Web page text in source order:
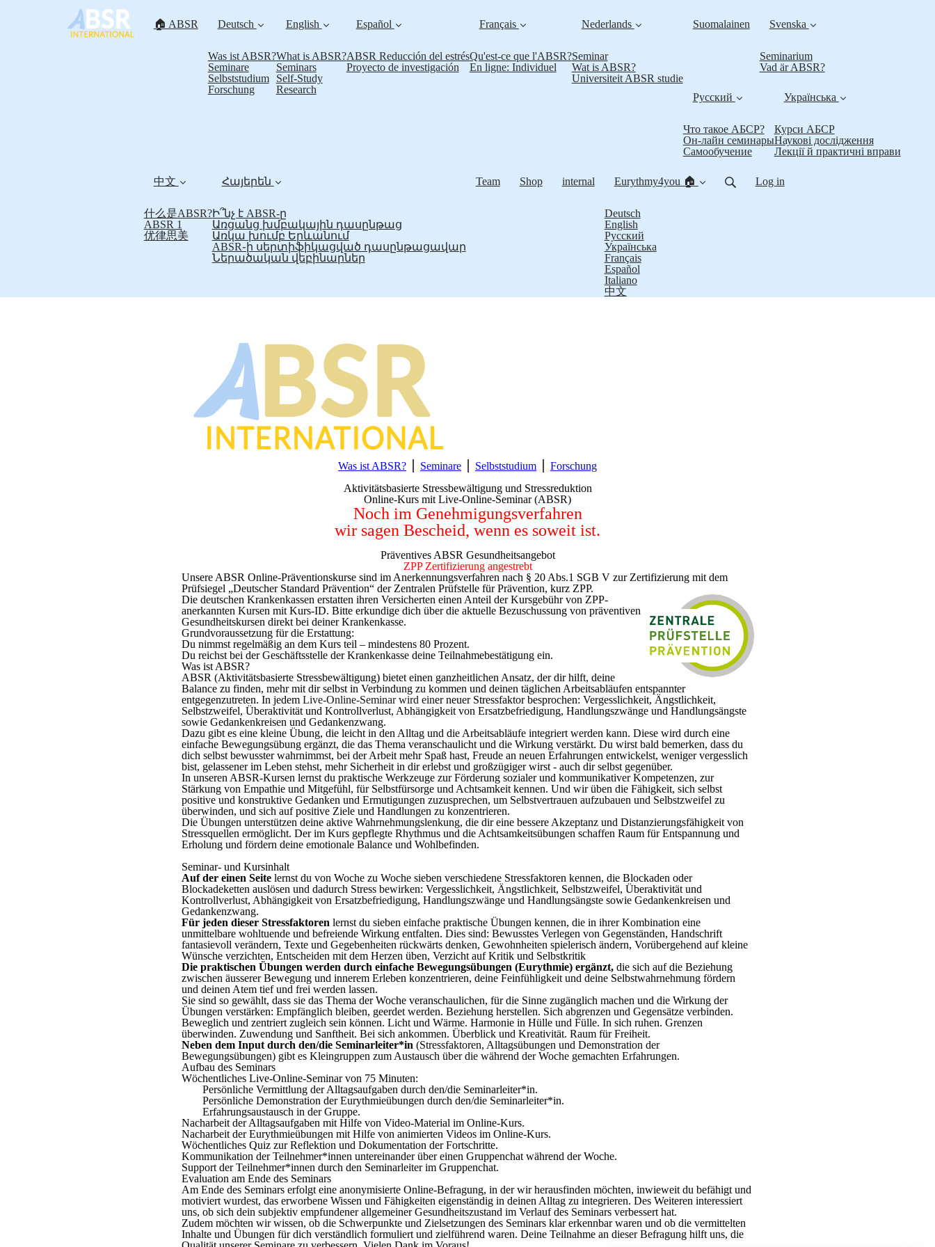
🏠 ABSR Deutsch
Was ist ABSR?
Seminare
Selbststudium
Forschung
English
What is ABSR?
Seminars
Self-Study
Research
Español
ABSR Reducción del estrés
Proyecto de investigación
Français
Qu'est-ce que l'ABSR?
En ligne: Individuel
Nederlands
Seminar
Wat is ABSR?
Universiteit ABSR studie
Suomalainen Svenska
Seminarium
Vad är ABSR?
Русский
Что такое АБСР?
Он-лайн семинары
Самообучение
Українська
Курси АБСР
Наукові дослідження
Лекції й практичні вправи
中文
什么是ABSR?
ABSR 1
优律思美
Հայերեն
Ի՞նչ է ABSR-ը
Առցանց խմբակային դասընթաց
Առկա խումբ Երևանում
ABSR֊ի սերտիֆիկացված դասընթացավար
Ներածական վեբինարներ
Team Shop internal Eurythmy4you 🏠
Deutsch
English
Русский
Українська
Français
Español
Italiano
中文
Log in
Was ist ABSR? Seminare Selbststudium
Forschung
Aktivitätsbasierte Stressbewältigung und Stressreduktion
Online-Kurs mit Live-Online-Seminar (ABSR)
Noch im Genehmigungsverfahren
wir sagen Bescheid, wenn es soweit ist.
Präventives ABSR Gesundheitsangebot
ZPP Zertifizierung angestrebt
Unsere ABSR Online-Präventionskurse sind im Anerkennungsverfahren nach § 20 Abs.1 SGB V zur Zertifizierung mit dem
Prüfsiegel „Deutscher Standard Prävention“ der Zentralen Prüfstelle für Prävention, kurz ZPP.
Die deutschen Krankenkassen erstatten ihren Versicherten einen Anteil der Kursgebühr von ZPP-
anerkannten Kursen mit Kurs-ID. Bitte erkundige dich über die aktuelle Bezuschussung von präventiven
Gesundheitskursen direkt bei deiner Krankenkasse.
Grundvoraussetzung für die Erstattung:
Du nimmst regelmäßig an dem Kurs teil – mindestens 80 Prozent.
Du reichst bei der Geschäftsstelle der Krankenkasse deine Teilnahmebestätigung ein.
Was ist ABSR?
ABSR (Aktivitätsbasierte Stressbewältigung) bietet einen ganzheitlichen Ansatz, der dir hilft, deine
Balance zu finden, mehr mit dir selbst in Verbindung zu kommen und deinen täglichen Arbeitsabläufen entspannter
entgegenzutreten. In jedemLive-Online-Seminar wird einer neuer Stressfaktor besprochen: Vergesslichkeit, Ängstlichkeit,
Selbstzweifel, Überaktivität und Kontrollverlust, Abhängigkeit von Ersatzbefriedigung, Handlungszwänge und Handlungsängste
sowie Gedankenkreisen und Gedankenzwang.
Dazu gibt es eine kleine Übung, die leicht in den Alltag und die Arbeitsabläufe integriert werden kann. Diese wird durch eine
einfache Bewegungsübung ergänzt, die das Thema veranschaulicht und die Wirkung verstärkt. Du wirst bald bemerken, dass du
dich selbst bewusster wahrnimmst, bei der Arbeit mehr Spaß hast, Freude an neuen Erfahrungen entwickelst, weniger vergesslich
bist, gelassener im Leben stehst, mehr Sicherheit in dir erlebst und großzügiger wirst - auch dir selbst gegenüber.
In unseren ABSR-Kursen lernst du praktische Werkzeuge zur Förderung sozialer und kommunikativer Kompetenzen, zur
Stärkung von Empathie und Mitgefühl, für Selbstfürsorge und Achtsamkeit kennen. Und wir üben die Fähigkeit, sich selbst
positive und konstruktive Gedanken und Ermutigungen zuzusprechen, um Selbstvertrauen aufzubauen und Selbstzweifel zu
überwinden, und sich auf positive Ziele und Handlungen zu konzentrieren.
Die Übungen unterstützen deine aktive Wahrnehmungslenkung, die dir eine bessere Akzeptanz und Distanzierungsfähigkeit von
Stressquellen ermöglicht. Der im Kurs gepflegte Rhythmus und die Achtsamkeitsübungen schaffen Raum für Entspannung und
Erholung und fördern deine emotionale Balance und Wohlbefinden.
Seminar- und Kursinhalt
Auf der einen Seitelernst du von Woche zu Woche sieben verschiedene Stressfaktoren kennen, die Blockaden oder
Blockadeketten auslösen und dadurch Stress bewirken: Vergesslichkeit, Ängstlichkeit, Selbstzweifel, Überaktivität und
Kontrollverlust, Abhängigkeit von Ersatzbefriedigung, Handlungszwänge und Handlungsängste sowie Gedankenkreisen und
Gedankenzwang.
Für jeden dieser Stressfaktoren lernst du sieben einfache praktische Übungen kennen, die in ihrer Kombination eine
unmittelbare wohltuende und befreiende Wirkung entfalten. Dies sind: Bewusstes Verlegen von Gegenständen, Handschrift
fantasievoll verändern, Texte und Gegebenheiten rückwärts denken, Gewohnheiten spielerisch ändern, Vorübergehend auf kleine
Wünsche verzichten, Entscheiden mit dem Herzen üben, Verzicht auf Kritik und Selbstkritik
Die praktischen Übungen werden durch einfache Bewegungsübungen (Eurythmie) ergänzt,die sich auf die Beziehung
zwischen äusserer Bewegung und innerem Erleben konzentrieren, deine Feinfühligkeit und deine Selbstwahrnehmung fördern
und deinen Atem tief und frei werden lassen.
Sie sind so gewählt, dass sie das Thema der Woche veranschaulichen, für die Sinne zugänglich machen und die Wirkung der
Übungen verstärken: Empfänglich bleiben, geerdet werden. Beziehung herstellen. Sich abgrenzen und Gegensätze verbinden.
Beweglich und zentriert zugleich sein können. Licht und Wärme. Harmonie in Hülle und Fülle. In sich ruhen. Grenzen
überwinden. Zuwendung und Sanftheit. Bei sich ankommen. Überblick und Kreativität. Raum für Freiheit.
Neben dem Input durch den/die Seminarleiter*in (Stressfaktoren, Alltagsübungen und Demonstration der
Bewegungsübungen) gibt es Kleingruppen zum Austausch über die während der Woche gemachten Erfahrungen.
Aufbau des Seminars
Wöchentliches Live-Online-Seminar von 75 Minuten:
Persönliche Vermittlung der Alltagsaufgaben durch den/die Seminarleiter*in.
Persönliche Demonstration der Eurythmieübungen durch den/die Seminarleiter*in.
Erfahrungsaustausch in der Gruppe.
Nacharbeit der Alltagsaufgaben mit Hilfe von Video-Material im Online-Kurs.
Nacharbeit der Eurythmieübungen mit Hilfe von animierten Videos im Online-Kurs.
Wöchentliches Quiz zur Reflektion und Dokumentation der Fortschritte.
Kommunikation der Teilnehmer*innen untereinander über einen Gruppenchat während der Woche.
Support der Teilnehmer*innen durch den Seminarleiter im Gruppenchat.
Evaluation am Ende des Seminars
Am Ende des Seminars erfolgt eine anonymisierte Online-Befragung, in der wir herausfinden möchten, inwieweit du befähigt und
motiviert wurdest, das erworbene Wissen und Fähigkeiten eigenständig in deinen Alltag zu integrieren. Des Weiteren interessiert
uns, ob sich dein subjektiv empfundener allgemeiner Gesundheitszustand im Verlauf des Seminars verbessert hat.
Zudem möchten wir wissen, ob die Schwerpunkte und Zielsetzungen des Seminars klar erkennbar waren und ob die vermittelten
Inhalte und Übungen für dich verständlich formuliert und zielführend waren. Deine Teilnahme an dieser Befragung hilft uns, die